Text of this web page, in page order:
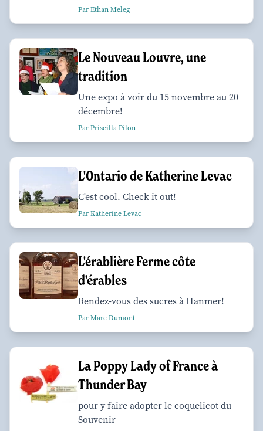
Par Ethan Meleg
Le Nouveau Louvre, une
tradition
Une expo à voir du 15 novembre au 20
décembre!
Par Priscilla Pilon
L'Ontario de Katherine Levac
C'est cool. Check it out!
Par Katherine Levac
L'érablière Ferme côte
d'érables
Rendez-vous des sucres à Hanmer!
Par Marc Dumont
La Poppy Lady of France à
Thunder Bay
pour y faire adopter le coquelicot du
Souvenir